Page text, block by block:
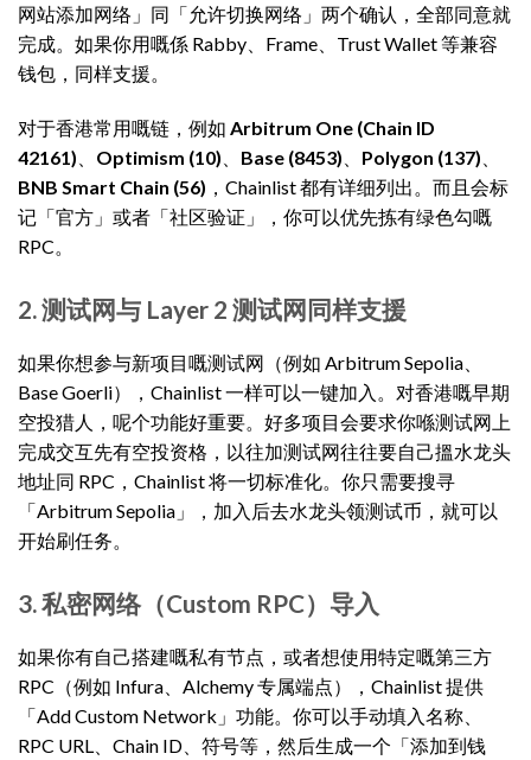
网站添加网络」同「允许切换网络」两个确认，全部同意就
完成。如果你用嘅係 Rabby、Frame、Trust Wallet 等兼容
钱包，同样支援。
对于香港常用嘅链，例如 Arbitrum One (Chain ID
42161)
Optimism (10) Base (8453) Polygon (137)
BNB Smart Chain (56) ，Chainlist 都有详细列出。而且会标
记「官方」或者「社区验证」，你可以优先拣有绿色勾嘅
RPC。
2. 测试网与 Layer 2 测试网同样支援
如果你想参与新项目嘅测试网（例如 Arbitrum Sepolia、
Base Goerli），Chainlist 一样可以一键加入。对香港嘅早期
空投猎人，呢个功能好重要。好多项目会要求你喺测试网上
完成交互先有空投资格，以往加测试网往往要自己搵水龙头
地址同 RPC，Chainlist 将一切标准化。你只需要搜寻
「Arbitrum Sepolia」，加入后去水龙头领测试币，就可以
开始刷任务。
3. 私密网络（Custom RPC）导入
如果你有自己搭建嘅私有节点，或者想使用特定嘅第三方
RPC（例如 Infura、Alchemy 专属端点），Chainlist 提供
「Add Custom Network」功能。你可以手动填入名称、
RPC URL、Chain ID、符号等，然后生成一个「添加到钱